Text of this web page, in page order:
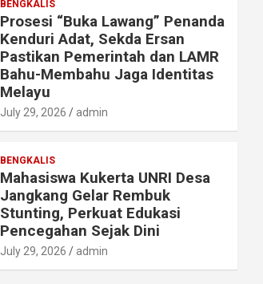
BENGKALIS
Prosesi “Buka Lawang” Penanda
Kenduri Adat, Sekda Ersan
Pastikan Pemerintah dan LAMR
Bahu-Membahu Jaga Identitas
Melayu
July 29, 2026 admin
BENGKALIS
Mahasiswa Kukerta UNRI Desa
Jangkang Gelar Rembuk
Stunting, Perkuat Edukasi
Pencegahan Sejak Dini
July 29, 2026 admin